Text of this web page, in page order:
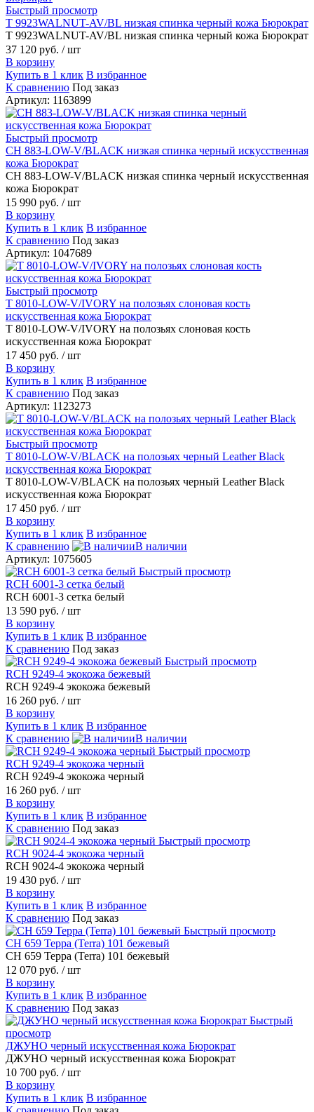
Быстрый просмотр
T 9923WALNUT-AV/BL низкая спинка черный кожа Бюрократ
T 9923WALNUT-AV/BL низкая спинка черный кожа Бюрократ
37 120 руб. / шт
В корзину
Купить в 1 клик В избранное
К сравнению Под заказ
Артикул: 1163899
Быстрый просмотр
CH 883-LOW-V/BLACK низкая спинка черный искусственная
кожа Бюрократ
CH 883-LOW-V/BLACK низкая спинка черный искусственная
кожа Бюрократ
15 990 руб. / шт
В корзину
Купить в 1 клик В избранное
К сравнению Под заказ
Артикул: 1047689
Быстрый просмотр
T 8010-LOW-V/IVORY на полозьях слоновая кость
искусственная кожа Бюрократ
T 8010-LOW-V/IVORY на полозьях слоновая кость
искусственная кожа Бюрократ
17 450 руб. / шт
В корзину
Купить в 1 клик В избранное
К сравнению Под заказ
Артикул: 1123273
Быстрый просмотр
T 8010-LOW-V/BLACK на полозьях черный Leather Black
искусственная кожа Бюрократ
T 8010-LOW-V/BLACK на полозьях черный Leather Black
искусственная кожа Бюрократ
17 450 руб. / шт
В корзину
Купить в 1 клик В избранное
К сравнению
В наличии
Артикул: 1075605
Быстрый просмотр
RCH 6001-3 сетка белый
RCH 6001-3 сетка белый
13 590 руб. / шт
В корзину
Купить в 1 клик В избранное
К сравнению Под заказ
Быстрый просмотр
RCH 9249-4 экокожа бежевый
RCH 9249-4 экокожа бежевый
16 260 руб. / шт
В корзину
Купить в 1 клик В избранное
К сравнению
В наличии
Быстрый просмотр
RCH 9249-4 экокожа черный
RCH 9249-4 экокожа черный
16 260 руб. / шт
В корзину
Купить в 1 клик В избранное
К сравнению Под заказ
Быстрый просмотр
RCH 9024-4 экокожа черный
RCH 9024-4 экокожа черный
19 430 руб. / шт
В корзину
Купить в 1 клик В избранное
К сравнению Под заказ
Быстрый просмотр
CH 659 Терра (Terra) 101 бежевый
CH 659 Терра (Terra) 101 бежевый
12 070 руб. / шт
В корзину
Купить в 1 клик В избранное
К сравнению Под заказ
Быстрый
просмотр
ДЖУНО черный искусственная кожа Бюрократ
ДЖУНО черный искусственная кожа Бюрократ
10 700 руб. / шт
В корзину
Купить в 1 клик В избранное